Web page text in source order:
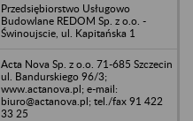
Przedsiębiorstwo Usługowo
Budowlane REDOM Sp. z o.o. -
Świnoujscie, ul. Kapitańska 1
Acta Nova Sp. z o.o. 71-685 Szczecin
ul. Bandurskiego 96/3;
www.actanova.pl; e-mail:
biuro@actanova.pl; tel./fax 91 422
33 25